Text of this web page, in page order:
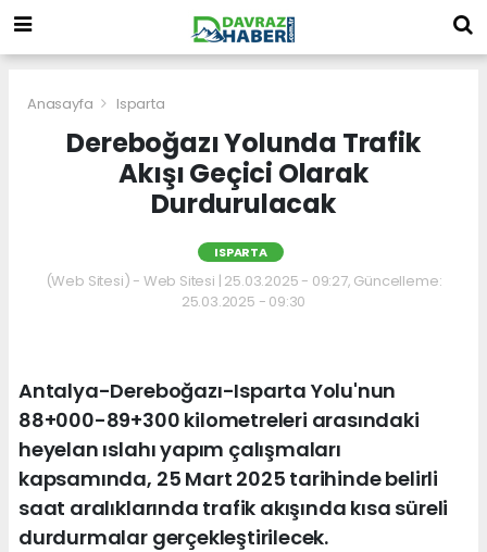
Anasayfa Isparta
Dereboğazı Yolunda Trafik
Akışı Geçici Olarak
Durdurulacak
ISPARTA
(Web Sitesi) - Web Sitesi | 25.03.2025 - 09:27, Güncelleme:
25.03.2025 - 09:30
Antalya-Dereboğazı-Isparta Yolu'nun
88+000-89+300 kilometreleri arasındaki
heyelan ıslahı yapım çalışmaları
kapsamında, 25 Mart 2025 tarihinde belirli
saat aralıklarında trafik akışında kısa süreli
durdurmalar gerçekleştirilecek.